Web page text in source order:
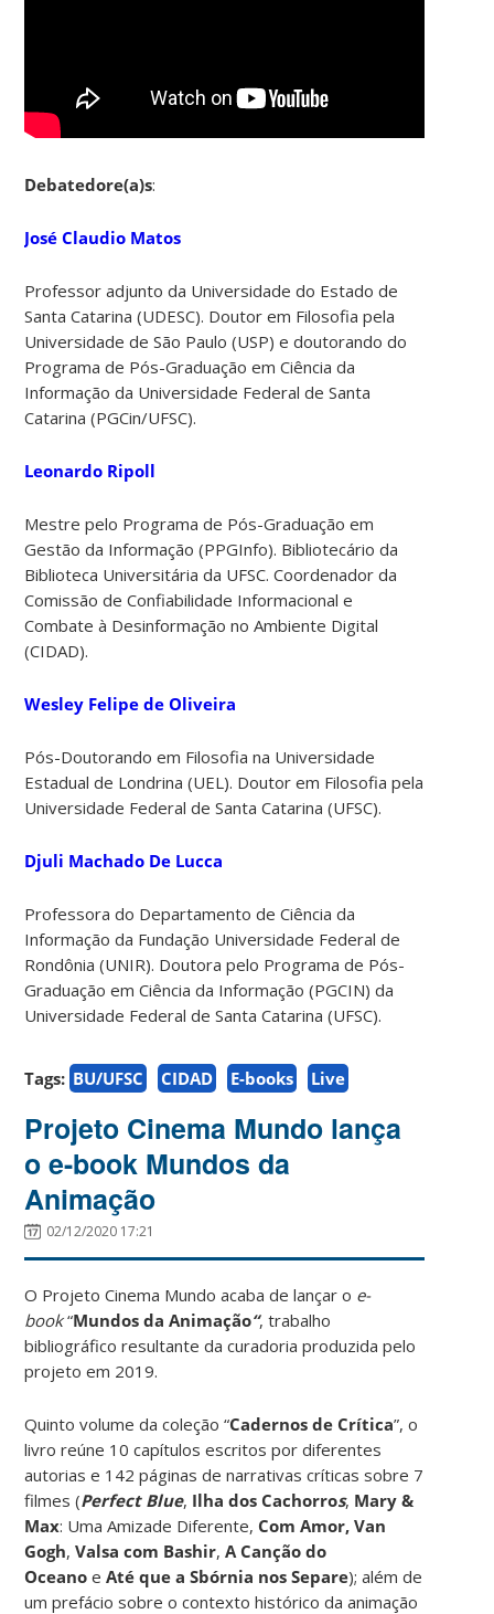
Debatedore(a)s:
José Claudio Matos
Professor adjunto da Universidade do Estado de
Santa Catarina (UDESC). Doutor em Filosofia pela
Universidade de São Paulo (USP) e doutorando do
Programa de Pós-Graduação em Ciência da
Informação da Universidade Federal de Santa
Catarina (PGCin/UFSC).
Leonardo Ripoll
Mestre pelo Programa de Pós-Graduação em
Gestão da Informação (PPGInfo). Bibliotecário da
Biblioteca Universitária da UFSC. Coordenador da
Comissão de Confiabilidade Informacional e
Combate à Desinformação no Ambiente Digital
(CIDAD).
Wesley Felipe de Oliveira
Pós-Doutorando em Filosofia na Universidade
Estadual de Londrina (UEL). Doutor em Filosofia pela
Universidade Federal de Santa Catarina (UFSC).
Djuli Machado De Lucca
Professora do Departamento de Ciência da
Informação da Fundação Universidade Federal de
Rondônia (UNIR). Doutora pelo Programa de Pós-
Graduação em Ciência da Informação (PGCIN) da
Universidade Federal de Santa Catarina (UFSC).
Tags: BU/UFSC CIDAD E-books Live
Projeto Cinema Mundo lança
o e-book Mundos da
Animação
02/12/2020 17:21
O Projeto Cinema Mundo acaba de lançar o e-
book“Mundos da Animação“, trabalho
bibliográfico resultante da curadoria produzida pelo
projeto em 2019.
Quinto volume da coleção “Cadernos de Crítica”, o
livro reúne 10 capítulos escritos por diferentes
autorias e 142 páginas de narrativas críticas sobre 7
filmes (Perfect Blue, Ilha dos Cachorros, Mary &
Max: Uma Amizade Diferente, Com Amor, Van
Gogh,Valsa com Bashir,A Canção do
Oceano eAté que a Sbórnia nos Separe); além de
um prefácio sobre o contexto histórico da animação